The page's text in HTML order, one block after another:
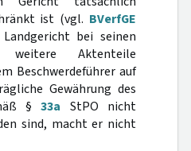
ist (vgl. BVerfGE
bei seinen
weitere Aktenteile
Beschwerdeführer auf
Gewährung des
§33a StPO nicht
sind, macht er nicht